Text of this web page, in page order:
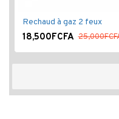
Rechaud à gaz 2 feux
18,500FCFA